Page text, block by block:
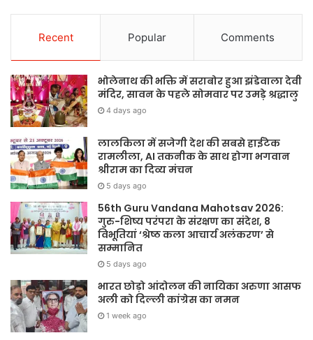
Recent Popular Comments
भोलेनाथ की भक्ति में सराबोर हुआ झंडेवाला देवी
मंदिर, सावन के पहले सोमवार पर उमड़े श्रद्धालु
4 days ago
लालकिला में सजेगी देश की सबसे हाईटेक
रामलीला, AI तकनीक के साथ होगा भगवान
श्रीराम का दिव्य मंचन
5 days ago
56th Guru Vandana Mahotsav 2026:
गुरु-शिष्य परंपरा के संरक्षण का संदेश, 8
विभूतियां ‘श्रेष्ठ कला आचार्य अलंकरण’ से
सम्मानित
5 days ago
भारत छोड़ो आंदोलन की नायिका अरुणा आसफ
अली को दिल्ली कांग्रेस का नमन
1 week ago